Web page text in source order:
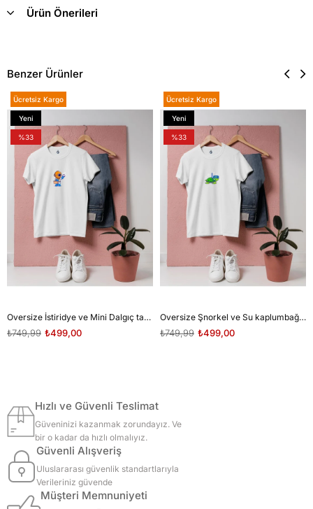
Ürün Önerileri
Benzer Ürünler
Oversize İstiridye ve Mini Dalgıç tasarım unisex T-shirt
₺499,00
₺749,99
Ücretsiz Kargo
Yeni
Ürün
%33
Oversize Şnorkel ve Su kaplumbağası tasarım unisex T-shirt
₺499,00
₺749,99
Ücretsiz Kargo
Yeni
Ürün
%33
Hızlı ve Güvenli Teslimat
Güveninizi kazanmak zorundayız. Ve
bir o kadar da hızlı olmalıyız.
Güvenli Alışveriş
Uluslararası güvenlik standartlarıyla
Verileriniz güvende
Müşteri Memnuniyeti